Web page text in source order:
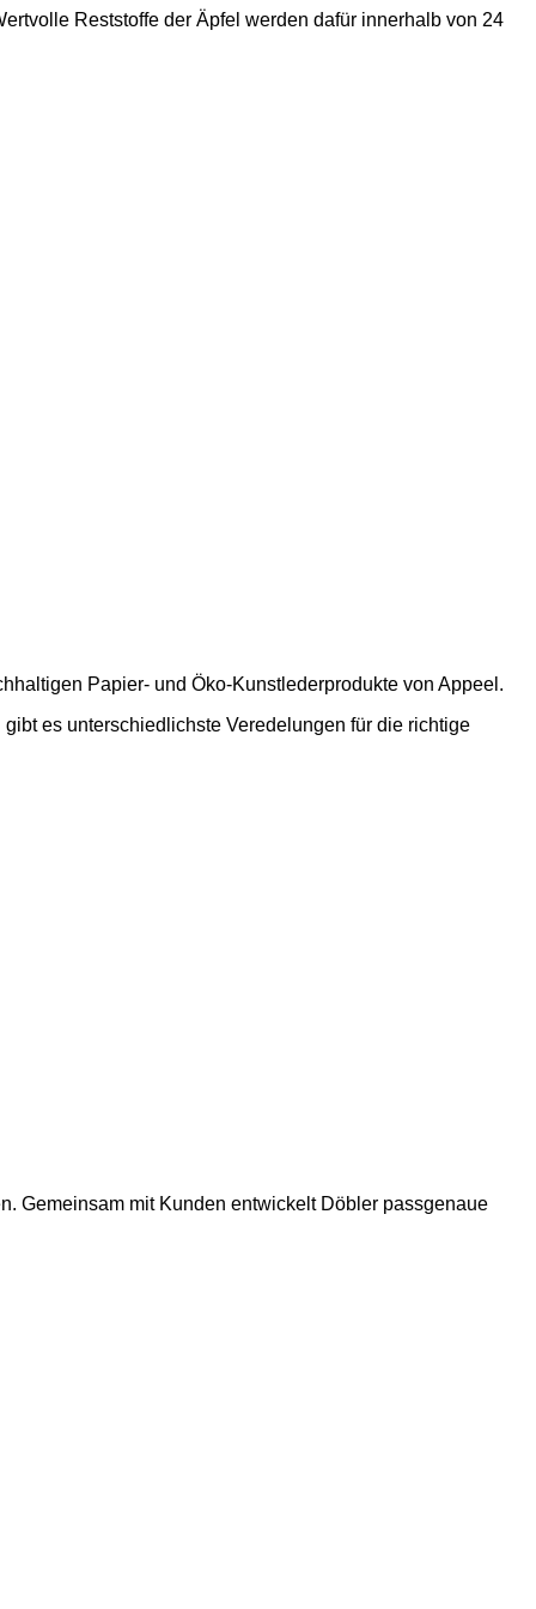
Reststoffe der Äpfel werden dafür innerhalb von 24
Papier- und Öko-Kunstlederprodukte von Appeel.
es unterschiedlichste Veredelungen für die richtige
Gemeinsam mit Kunden entwickelt Döbler passgenaue